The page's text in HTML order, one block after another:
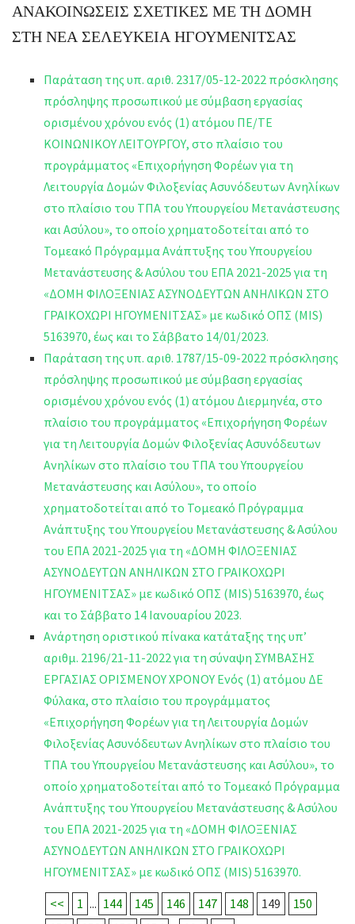
ΑΝΑΚΟΙΝΩΣΕΙΣ ΣΧΕΤΙΚΕΣ ΜΕ ΤΗ ΔΟΜΗ
ΣΤΗ ΝΕΑ ΣΕΛΕΥΚΕΙΑ ΗΓΟΥΜΕΝΙΤΣΑΣ
Παράταση της υπ. αριθ. 2317/05-12-2022 πρόσκλησης
πρόσληψης προσωπικού με σύμβαση εργασίας
ορισμένου χρόνου ενός (1) ατόμου ΠΕ/ΤΕ
ΚΟΙΝΩΝΙΚΟΥ ΛΕΙΤΟΥΡΓΟΥ, στο πλαίσιο του
προγράμματος «Επιχορήγηση Φορέων για τη
Λειτουργία Δομών Φιλοξενίας Ασυνόδευτων Ανηλίκων
στο πλαίσιο του ΤΠΑ του Υπουργείου Μετανάστευσης
και Ασύλου», το οποίο χρηματοδοτείται από το
Τομεακό Πρόγραμμα Ανάπτυξης του Υπουργείου
Μετανάστευσης & Ασύλου του ΕΠΑ 2021-2025 για τη
«ΔΟΜΗ ΦΙΛΟΞΕΝΙΑΣ ΑΣΥΝΟΔΕΥΤΩΝ ΑΝΗΛΙΚΩΝ ΣΤΟ
ΓΡΑΙΚΟΧΩΡΙ ΗΓΟΥΜΕΝΙΤΣΑΣ» με κωδικό ΟΠΣ (MIS)
5163970, έως και το Σάββατο 14/01/2023.
Παράταση της υπ. αριθ. 1787/15-09-2022 πρόσκλησης
πρόσληψης προσωπικού με σύμβαση εργασίας
ορισμένου χρόνου ενός (1) ατόμου Διερμηνέα, στο
πλαίσιο του προγράμματος «Επιχορήγηση Φορέων
για τη Λειτουργία Δομών Φιλοξενίας Ασυνόδευτων
Ανηλίκων στο πλαίσιο του ΤΠΑ του Υπουργείου
Μετανάστευσης και Ασύλου», το οποίο
χρηματοδοτείται από το Τομεακό Πρόγραμμα
Ανάπτυξης του Υπουργείου Μετανάστευσης & Ασύλου
του ΕΠΑ 2021-2025 για τη «ΔΟΜΗ ΦΙΛΟΞΕΝΙΑΣ
ΑΣΥΝΟΔΕΥΤΩΝ ΑΝΗΛΙΚΩΝ ΣΤΟ ΓΡΑΙΚΟΧΩΡΙ
ΗΓΟΥΜΕΝΙΤΣΑΣ» με κωδικό ΟΠΣ (MIS) 5163970, έως
και το Σάββατο 14 Ιανουαρίου 2023.
Ανάρτηση οριστικού πίνακα κατάταξης της υπ’
αριθμ. 2196/21-11-2022 για τη σύναψη ΣΥΜΒΑΣΗΣ
ΕΡΓΑΣΙΑΣ ΟΡΙΣΜΕΝΟΥ ΧΡΟΝΟΥ Ενός (1) ατόμου ΔΕ
Φύλακα, στο πλαίσιο του προγράμματος
«Επιχορήγηση Φορέων για τη Λειτουργία Δομών
Φιλοξενίας Ασυνόδευτων Ανηλίκων στο πλαίσιο του
ΤΠΑ του Υπουργείου Μετανάστευσης και Ασύλου», το
οποίο χρηματοδοτείται από το Τομεακό Πρόγραμμα
Ανάπτυξης του Υπουργείου Μετανάστευσης & Ασύλου
του ΕΠΑ 2021-2025 για τη «ΔΟΜΗ ΦΙΛΟΞΕΝΙΑΣ
ΑΣΥΝΟΔΕΥΤΩΝ ΑΝΗΛΙΚΩΝ ΣΤΟ ΓΡΑΙΚΟΧΩΡΙ
ΗΓΟΥΜΕΝΙΤΣΑΣ» με κωδικό ΟΠΣ (MIS) 5163970.
<<
1 ... 144 145 146 147 148 149
150